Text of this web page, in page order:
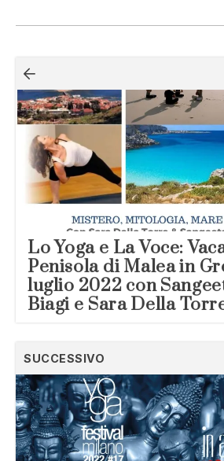
una nuova
Navigazione
articoli
Lo Yoga e La Voce:
Penisola di Malea in
luglio 2022 con
Biagi e Sara Della
SUCCESSIVO